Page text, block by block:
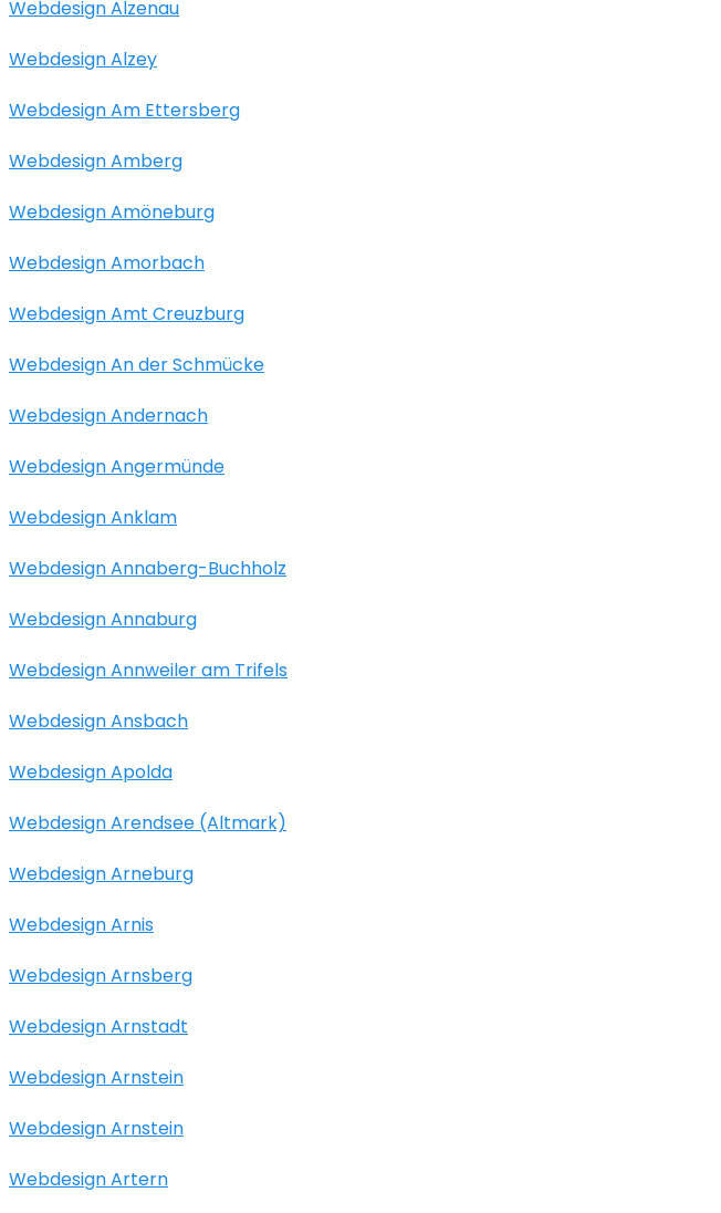
Webdesign Alzenau
Webdesign Alzey
Webdesign Am Ettersberg
Webdesign Amberg
Webdesign Amöneburg
Webdesign Amorbach
Webdesign Amt Creuzburg
Webdesign An der Schmücke
Webdesign Andernach
Webdesign Angermünde
Webdesign Anklam
Webdesign Annaberg-Buchholz
Webdesign Annaburg
Webdesign Annweiler am Trifels
Webdesign Ansbach
Webdesign Apolda
Webdesign Arendsee (Altmark)
Webdesign Arneburg
Webdesign Arnis
Webdesign Arnsberg
Webdesign Arnstadt
Webdesign Arnstein
Webdesign Arnstein
Webdesign Artern